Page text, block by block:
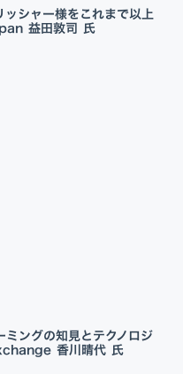
ッシャー様をこれまで以上
益田敦司 氏
ミングの知見とテクノロジ
香川晴代 氏